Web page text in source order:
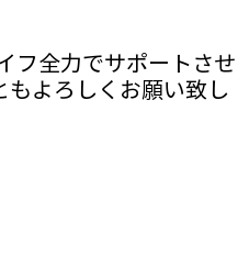
フ全力でサポートさせ
よろしくお願い致し